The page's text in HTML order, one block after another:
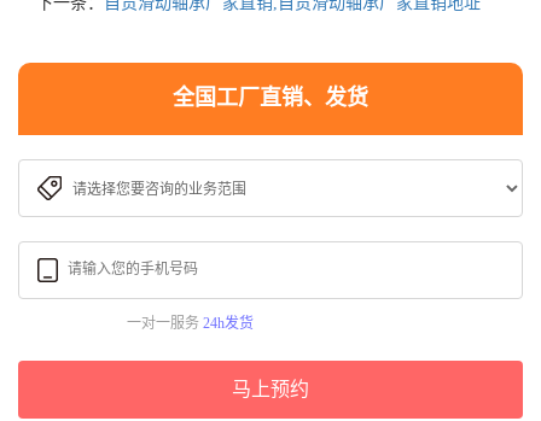
全国工厂直销、发货
一对一服务 24h发货
马上预约